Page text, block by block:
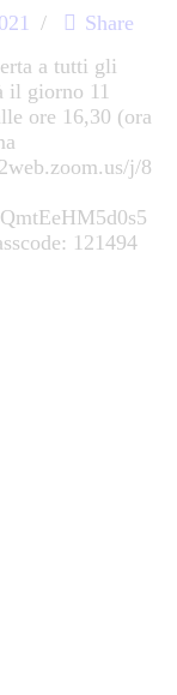
Share
a tutti gli
il giorno 11
ore 16,30 (ora
j/8
121494